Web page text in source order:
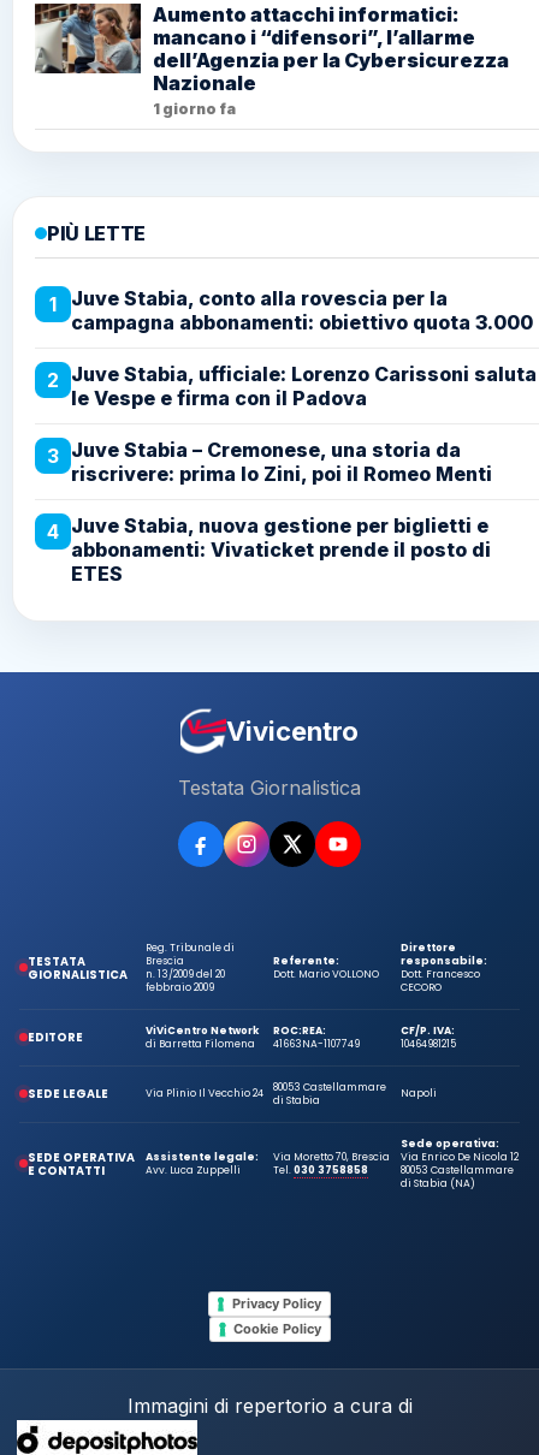
Aumento attacchi informatici:
mancano i “difensori”, l’allarme
dell’Agenzia per la Cybersicurezza
Nazionale
1 giorno fa
PIÙ LETTE
1
Juve Stabia, conto alla rovescia per la
campagna abbonamenti: obiettivo quota 3.000
2 Juve Stabia, ufficiale: Lorenzo Carissoni saluta
le Vespe e firma con il Padova
3 Juve Stabia – Cremonese, una storia da
riscrivere: prima lo Zini, poi il Romeo Menti
4 Juve Stabia, nuova gestione per biglietti e
abbonamenti: Vivaticket prende il posto di
ETES
Vivicentro
Testata Giornalistica
TESTATA
GIORNALISTICA
Reg. Tribunale di
Brescia
n. 13/2009 del 20
febbraio 2009
Referente:
Dott. Mario VOLLONO
Direttore
responsabile:
Dott. Francesco
CECORO
EDITORE
ViViCentro Network
di Barretta Filomena
ROC:
41663
REA:
NA-1107749
CF/P. IVA:
10464981215
SEDE LEGALE Via Plinio Il Vecchio 24
80053 Castellammare
di Stabia
Napoli
SEDE OPERATIVA
E CONTATTI
Assistente legale:
Avv. Luca Zuppelli
Via Moretto 70, Brescia
Tel.030 3758858
Sede operativa:
Via Enrico De Nicola 12
80053 Castellammare
di Stabia (NA)
Privacy Policy
Cookie Policy
Immagini di repertorio a cura di